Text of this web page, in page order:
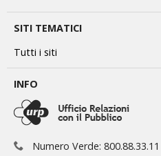
SITI TEMATICI
Tutti i siti
INFO
Numero Verde: 800.88.33.11